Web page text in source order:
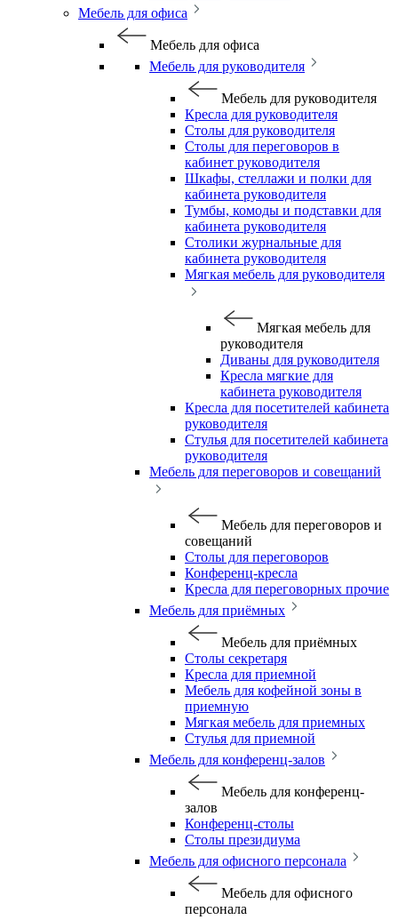
Мебель для офиса
Мебель для офиса
Мебель для руководителя
Мебель для руководителя
Кресла для руководителя
Столы для руководителя
Столы для переговоров в
кабинет руководителя
Шкафы, стеллажи и полки для
кабинета руководителя
Тумбы, комоды и подставки для
кабинета руководителя
Столики журнальные для
кабинета руководителя
Мягкая мебель для руководителя
Мягкая мебель для
руководителя
Диваны для руководителя
Кресла мягкие для
кабинета руководителя
Кресла для посетителей кабинета
руководителя
Стулья для посетителей кабинета
руководителя
Мебель для переговоров и совещаний
Мебель для переговоров и
совещаний
Столы для переговоров
Конференц-кресла
Кресла для переговорных прочие
Мебель для приёмных
Мебель для приёмных
Столы секретаря
Кресла для приемной
Мебель для кофейной зоны в
приемную
Мягкая мебель для приемных
Стулья для приемной
Мебель для конференц-залов
Мебель для конференц-
залов
Конференц-столы
Столы президиума
Мебель для офисного персонала
Мебель для офисного
персонала